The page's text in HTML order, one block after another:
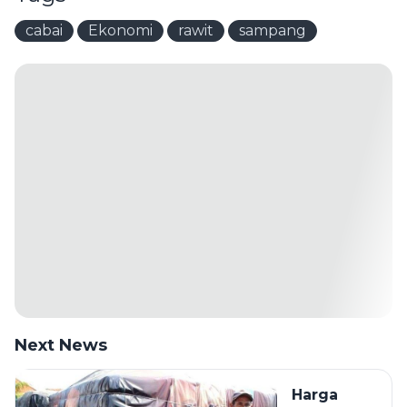
cabai Ekonomi rawit sampang
Next News
Harga